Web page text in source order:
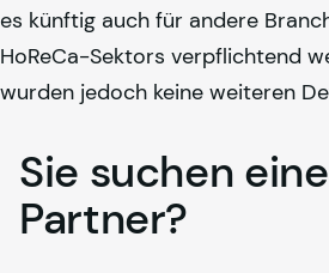
es künftig auch für andere
HoReCa-Sektors verpflichtend
wurden jedoch keine weiteren
Sie suchen
Partner?